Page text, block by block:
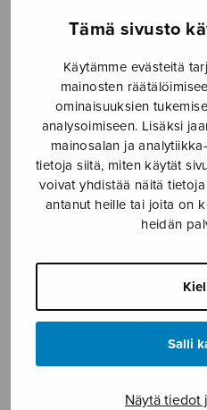
Tämä sivusto
Käytämme evästeitä
mainosten
ominaisuuksien
analysoimiseen. Lisäksi
mainosalan ja
tietoja siitä, miten käytät
voivat yhdistää näitä
antanut heille tai joita on
heidän
Salli
Näytä tiedot
Etusivu › Media › Hora
Hora
14.6.2023